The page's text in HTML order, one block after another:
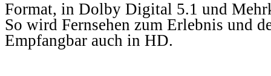
Format, in Dolby Digital 5.1 und
So wird Fernsehen zum Erlebnis und
Empfangbar auch in HD.